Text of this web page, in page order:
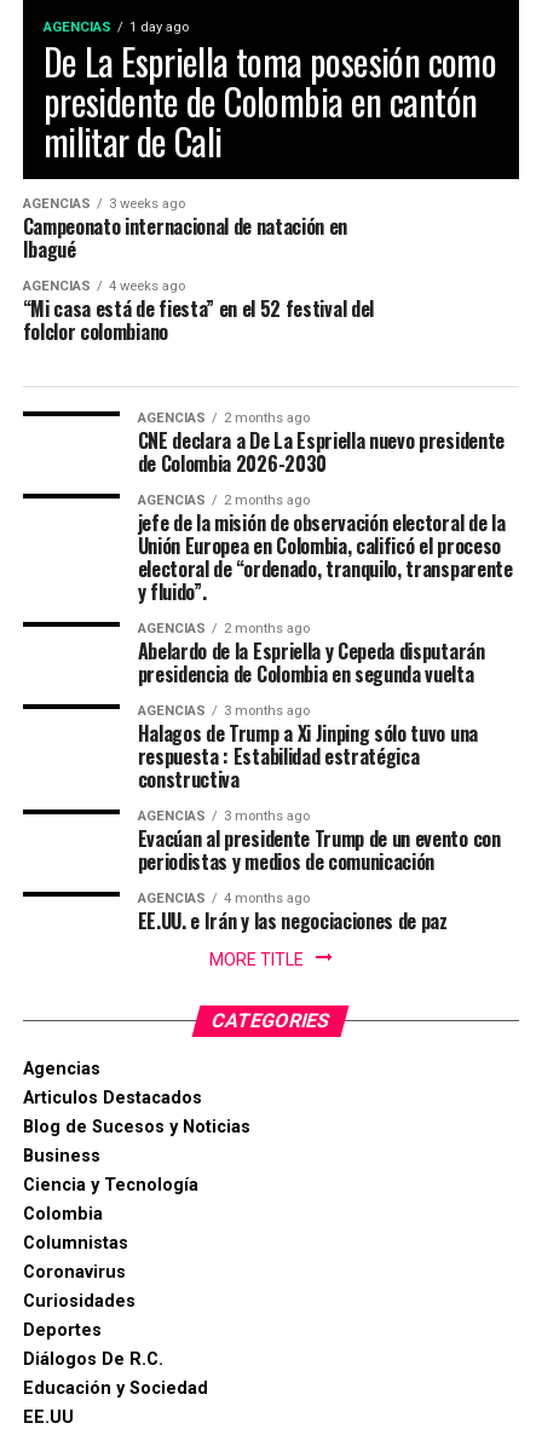
Maria Paula Gonzalez Lozano, representó a Ibagué en el
52 Festival Folclórico Colombiano , fue elejida como
comuna 12 de la ciudad y obtuvo el titulo por su
carisma, dominio escenico e interpretación del baile
La Virreina Nacional del Folclor 2026, es Mariangel
Tumay Hernandez, representante del departamento del
Casanare fue elejida en la noche de coronación y
clausura del 52 Festival Del Folclor Colombiano.
Jania Raquel Osorio Mejia, representante del
departamento de Cordoba, fue coronada como la nueva
Con un balance muy positivo para la economía regional,
la alta afluencia de turistas, la gran ocupación hotelera y
el comercio local fortalecieron la economía de la ciudad.
Enfoque Periodistico y “Florida News” , da sus
agradecimientos a la Gobernación Del tolima, La
Alcaldía de Ibagué, a Cristian Torres jefe de prensa y
comunicaciónes de la alcaldia, Mauricio Hernandez Cala
de trabajo en las diferentes áreas que con su
profesionalismo, dedicación y arduo trabajo mantienen
en alto el orgullo Ibaguereño.
AGENCIAS 1 day ago
De La Espriella toma posesión como
presidente de Colombia en cantón
militar de Cali
AGENCIAS 3 weeks ago
Campeonato internacional de natación en
Ibagué
AGENCIAS 4 weeks ago
“Mi casa está de fiesta” en el 52 festival del
folclor colombiano
AGENCIAS 2 months ago
CNE declara a De La Espriella nuevo presidente
de Colombia 2026-2030
AGENCIAS 2 months ago
jefe de la misión de observación electoral de la
Unión Europea en Colombia, calificó el proceso
electoral de “ordenado, tranquilo, transparente
y fluido”.
AGENCIAS 2 months ago
Abelardo de la Espriella y Cepeda disputarán
presidencia de Colombia en segunda vuelta
AGENCIAS 3 months ago
Halagos de Trump a Xi Jinping sólo tuvo una
respuesta : Estabilidad estratégica
constructiva
AGENCIAS 3 months ago
Evacúan al presidente Trump de un evento con
periodistas y medios de comunicación
AGENCIAS 4 months ago
EE.UU. e Irán y las negociaciones de paz
MORE TITLE
CATEGORIES
Agencias
Articulos Destacados
Blog de Sucesos y Noticias
Business
Ciencia y Tecnología
Colombia
Columnistas
Coronavirus
Curiosidades
Deportes
Diálogos De R.C.
Educación y Sociedad
EE.UU